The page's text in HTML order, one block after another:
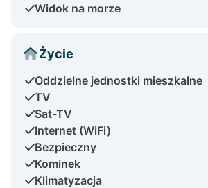
Widok na morze
Życie
Oddzielne jednostki mieszkalne
TV
Sat-TV
Internet (WiFi)
Bezpieczny
Kominek
Klimatyzacja